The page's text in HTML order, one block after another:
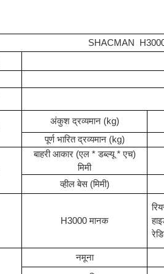
SHACMAN
अंकुश द्रव्यमान (kg)
पूर्ण भारित द्रव्यमान (kg)
बाहरी आकार (एल * डब्ल्यू * एच)
मिमी
व्हील बेस (मिमी)
H3000 मानक
नमूना